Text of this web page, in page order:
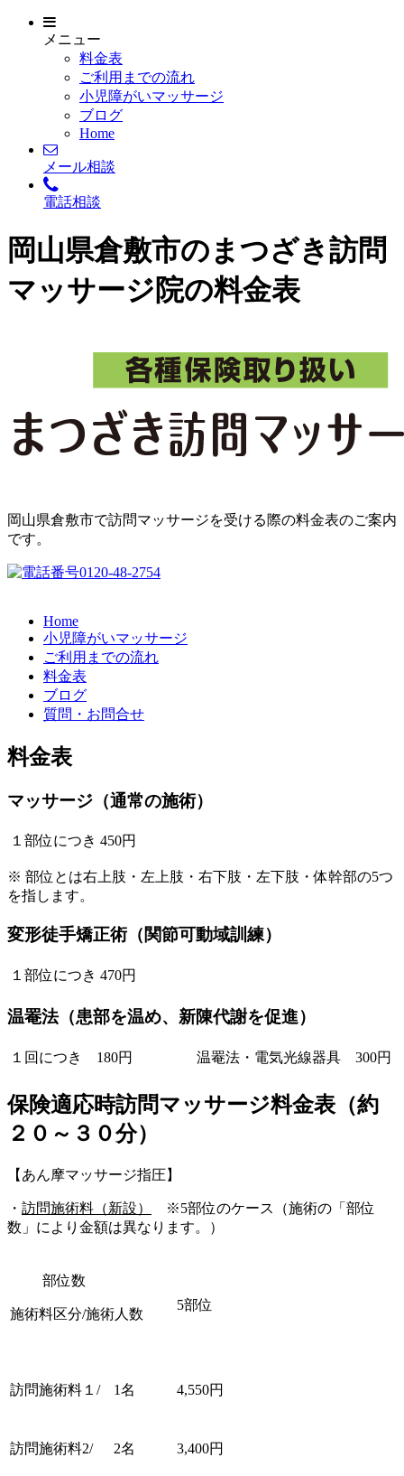
メニュー
料金表
ご利用までの流れ
小児障がいマッサージ
ブログ
Home
メール相談
電話相談
岡山県倉敷市のまつざき訪問
マッサージ院の料金表
岡山県倉敷市で訪問マッサージを受ける際の料金表のご案内
です。
Home
小児障がいマッサージ
ご利用までの流れ
料金表
ブログ
質問・お問合せ
料金表
マッサージ（通常の施術）
１部位につき 450円
※ 部位とは右上肢・左上肢・右下肢・左下肢・体幹部の5つ
を指します。
変形徒手矯正術（関節可動域訓練）
１部位につき 470円
温罨法（患部を温め、新陳代謝を促進）
１回につき 180円 温罨法・電気光線器具 300円
保険適応時訪問マッサージ料金表（約
２０～３０分）
【あん摩マッサージ指圧】
・ 訪問施術料（新設）
※5部位のケース（施術の「部位
数」により金額は異なります。）
部位数
施術料区分/施術人数
5部位
訪問施術料１/ 1名 4,550円
訪問施術料2/ 2名 3,400円